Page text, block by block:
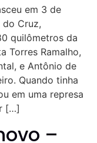
em 3 de
Cruz,
quilômetros da
Torres Ramalho,
e Antônio de
Quando tinha
em uma represa
[…]
–